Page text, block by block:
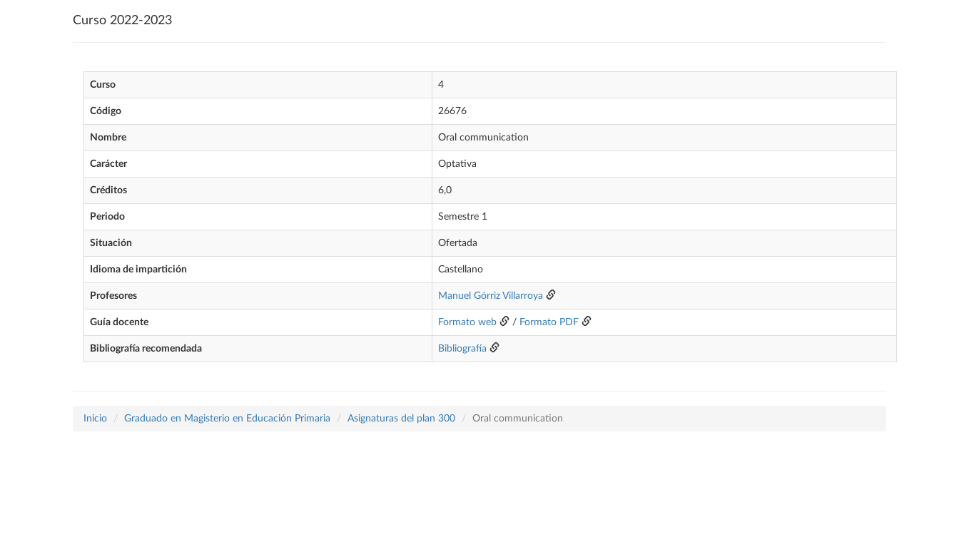
Curso 2022-2023
Curso 4
Código 26676
Nombre Oral communication
Carácter Optativa
Créditos 6,0
Periodo Semestre 1
Situación Ofertada
Idioma de impartición Castellano
Profesores Manuel Górriz Villarroya
Guía docente Formato web / Formato PDF
Bibliografía recomendada Bibliografía
Inicio Graduado en Magisterio en Educación Primaria Asignaturas del plan 300 Oral communication